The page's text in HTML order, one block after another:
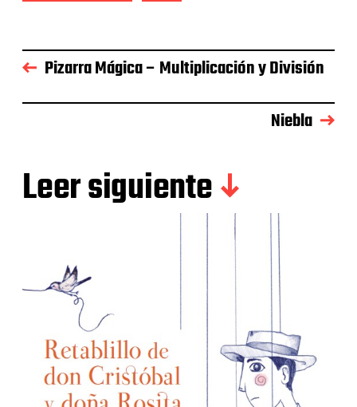
Pizarra Mágica – Multiplicación y División
Niebla
Leer siguiente